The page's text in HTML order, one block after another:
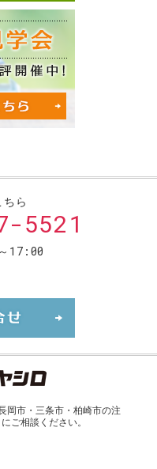
ら
5521
17:00
岡市・三条市・柏崎市の注
にご相談ください。